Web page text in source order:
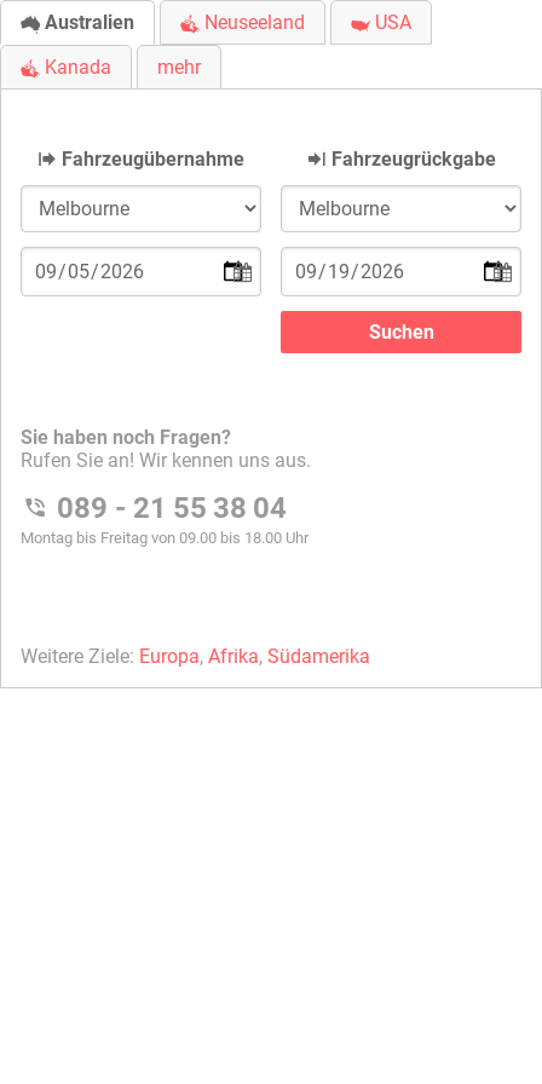
Australien Neuseeland
USA
Kanada
mehr
Fahrzeugübernahme Fahrzeugrückgabe
Sie haben noch Fragen?
Rufen Sie an! Wir kennen uns aus.
089 - 21 55 38 04
Montag bis Freitag von 09.00 bis 18.00 Uhr
Weitere Ziele: Europa, Afrika, Südamerika